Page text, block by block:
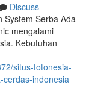
Discuss
System Serba Ada
mengalami
Kebutuhan
situs-totonesia-
cerdas-indonesia